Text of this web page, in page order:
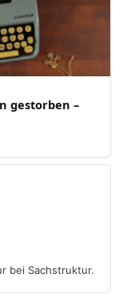
gestorben –
bei Sachstruktur.